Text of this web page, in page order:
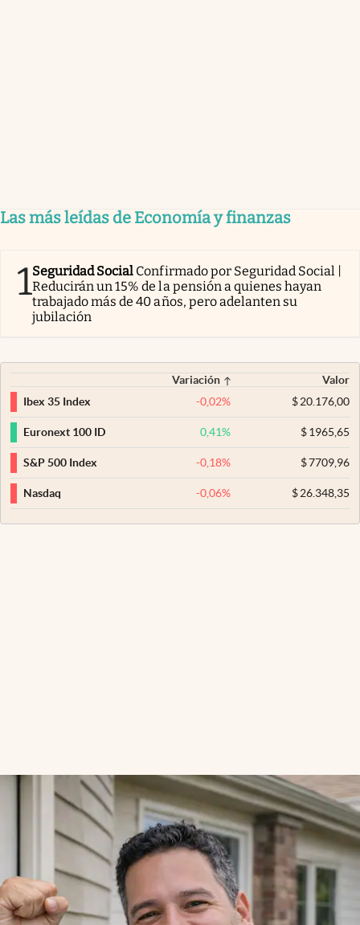
Las más leídas de Economía y finanzas
1Seguridad Social Confirmado por Seguridad Social |
Reducirán un 15% de la pensión a quienes hayan
trabajado más de 40 años, pero adelanten su
jubilación
Variación
Valor
Ibex 35 Index
-0,02% $20.176,00
Euronext 100 ID 0,41% $1965,65
S&P 500 Index -0,18% $7709,96
Nasdaq -0,06% $26.348,35